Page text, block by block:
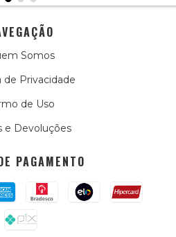
Somos
de Privacidade
de Uso
e Devoluções
PAGAMENTO